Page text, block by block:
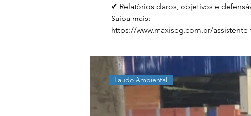
✔ Relatórios claros, objetivos e
Saiba mais:
https://www.maxiseg.com.br/
Laudo Ambiental